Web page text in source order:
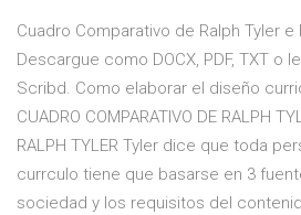
Cuadro Comparativo de Ralph Tyler e
Descargue como DOCX, PDF, TXT o
Scribd. Como elaborar el diseño
CUADRO COMPARATIVO DE RALPH
RALPH TYLER Tyler dice que toda
currculo tiene que basarse en 3
sociedad y los requisitos del